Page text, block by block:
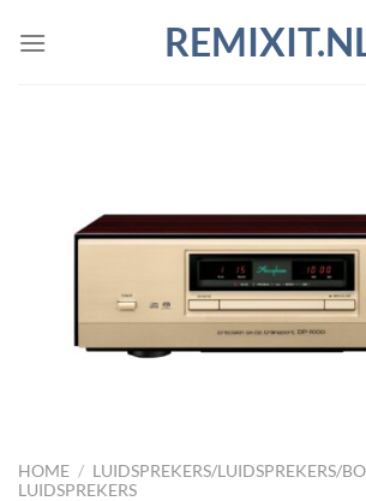
naar
HOME / LUIDSPREKERS/LUIDSPREKERS/
LUIDSPREKERS